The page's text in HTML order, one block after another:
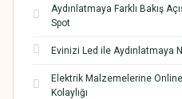
Aydınlatmaya Farklı Bakış
Spot
Evinizi Led ile Aydınlatmaya
Elektrik Malzemelerine Online
Kolaylığı